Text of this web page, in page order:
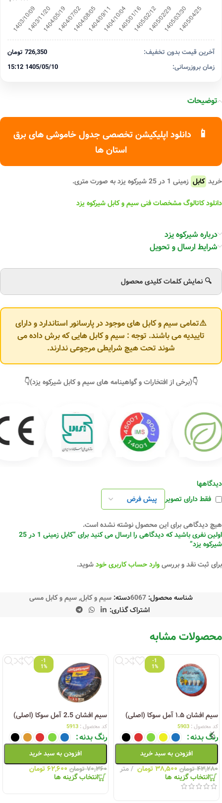
آخرین قیمت بدون تخفیف:
726,350 تومان
زمان بروزرسانی:
1405/05/10 15:12
توضیحات
📱
دانلود اپلیکیشن تخصصی جدول خاموشی های برق
استان ها
خرید کابل زمینی 1 در 25 شیرکوه یزد به صورت متری.
دانلود کاتالوگ مشخصات فنی سیم و کابل شیرکوه یزد
درباره شیرکوه یزد
شرایط ارسال و تحویل
🔍 نمایش کلمات کلیدی محصول
⚠️تمامی سیم و کابل های موجود در پارسانور استاندارد و دارای
تاییدیه می باشند. توجه : سیم و کابل هایی که برش داده می
شوند تحت هیچ شرایطی مرجوعی ندارند.
👇(برخی از افتخارات و گواهینامه های سیم و کابل شیرکوه یزد)👇
دیدگاهها
فقط دارای تصویر
هیچ دیدگاهی برای این محصول نوشته نشده است.
اولین نفری باشید که دیدگاهی را ارسال می کنید برای “کابل زمینی 1 در 25
شیرکوه یزد”
برای ثبت نقد و بررسیوارد حساب کاربری خودشوید.
شناسه محصول: 6067دسته: سیم و کابل,سیم و کابل مسی
اشتراک گذاری:
محصولات مشابه
-1
1%
سیم افشان ۱.۵ آمل سوکا (اصلی)
کد محصول : 5903
رنگ بدنه
افزودن به سبد خرید
۴۳,۲۸۰ تومان ۳۸,۵۰۰ تومان متر
انتخاب گزینه ها
-1
1%
سیم افشان 2.5 آمل سوکا (اصلی)
کد محصول : 5913
رنگ بدنه
افزودن به سبد خرید
۷۰,۳۶۰ تومان ۶۲,۶۰۰تومان
انتخاب گزینه ها